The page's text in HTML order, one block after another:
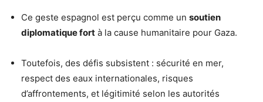
Ce geste espagnol est perçu comme un soutien
diplomatique fort à la cause humanitaire pour Gaza.
Toutefois, des défis subsistent : sécurité en mer,
respect des eaux internationales, risques
d’affrontements, et légitimité selon les autorités